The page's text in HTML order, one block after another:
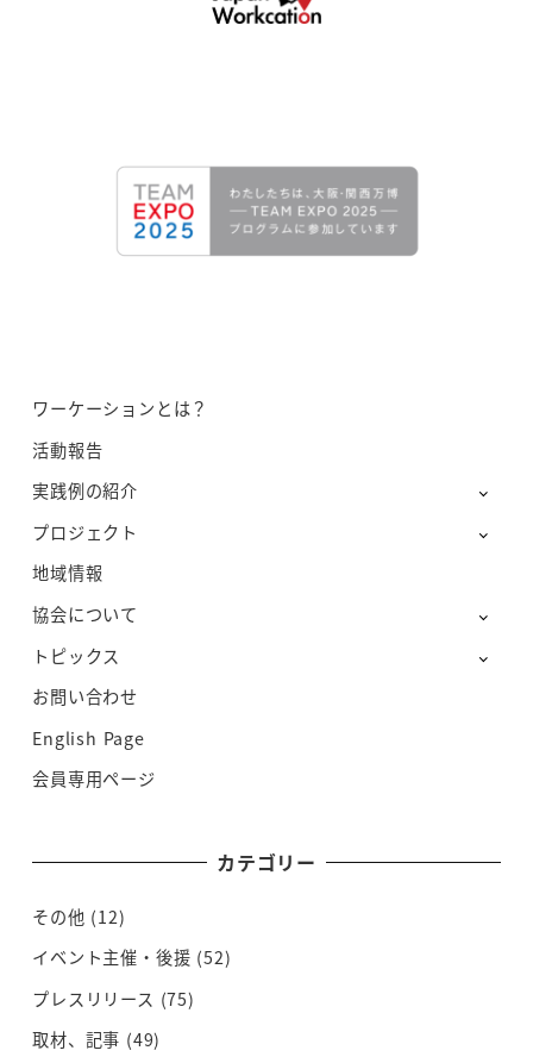
ワーケーションとは？
活動報告
実践例の紹介
プロジェクト
地域情報
協会について
トピックス
お問い合わせ
English Page
会員専用ページ
カテゴリー
その他 (12)
イベント主催・後援 (52)
プレスリリース (75)
取材、記事 (49)